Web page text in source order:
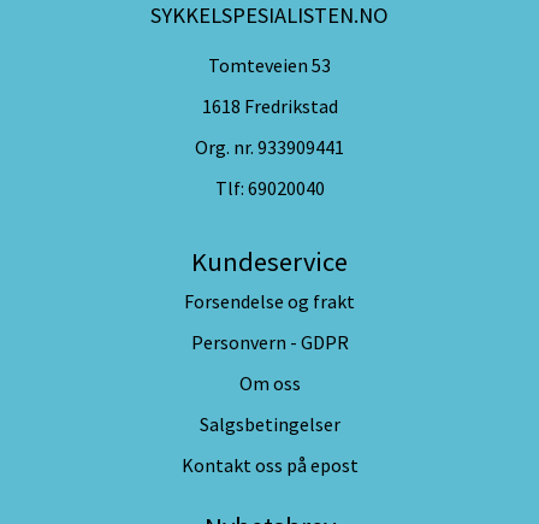
SYKKELSPESIALISTEN.NO
Tomteveien 53
1618 Fredrikstad
Org. nr. 933909441
Tlf: 69020040
Kundeservice
Forsendelse og frakt
Personvern - GDPR
Om oss
Salgsbetingelser
Kontakt oss på epost